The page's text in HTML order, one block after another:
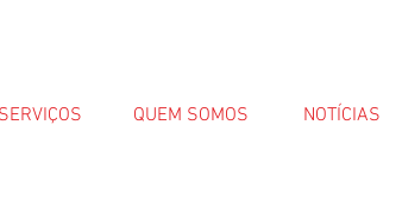
SERVIÇOS QUEM SOMOS NOTÍCIAS